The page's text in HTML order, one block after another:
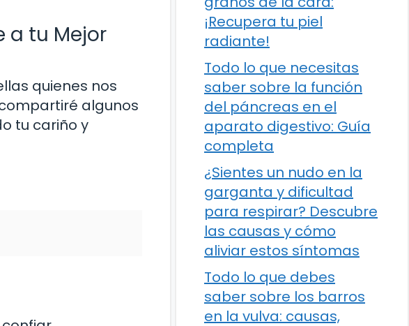
a tu Mejor
quienes nos
algunos
tu cariño y
¡Recupera tu piel
radiante!
Todo lo que necesitas
saber sobre la función
del páncreas en el
aparato digestivo: Guía
completa
¿Sientes un nudo en la
garganta y dificultad
para respirar? Descubre
las causas y cómo
aliviar estos síntomas
Todo lo que debes
saber sobre los barros
en la vulva: causas,